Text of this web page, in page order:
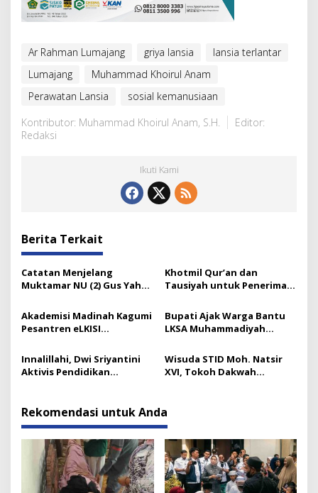
Ar Rahman Lumajang griya lansia
lansia terlantar
Lumajang
Muhammad Khoirul Anam
Perawatan Lansia
sosial kemanusiaan
Kontributor: Muhammad Khoirul Anam, S.H.
Editor:
Redaksi
Ikuti Kami
Berita Terkait
Catatan Menjelang
Muktamar NU (2) Gus Yahya
Modern yang Menyandera
Dirinya
Khotmil Qur’an dan
Tausiyah untuk Penerima
Akademisi Madinah Kagumi
Pesantren eLKISI
Bupati Ajak Warga Bantu
LKSA Muhammadiyah
Innalillahi, Dwi Sriyantini
Aktivis Pendidikan
Wisuda STID Moh. Natsir
XVI, Tokoh Dakwah
Rekomendasi untuk Anda